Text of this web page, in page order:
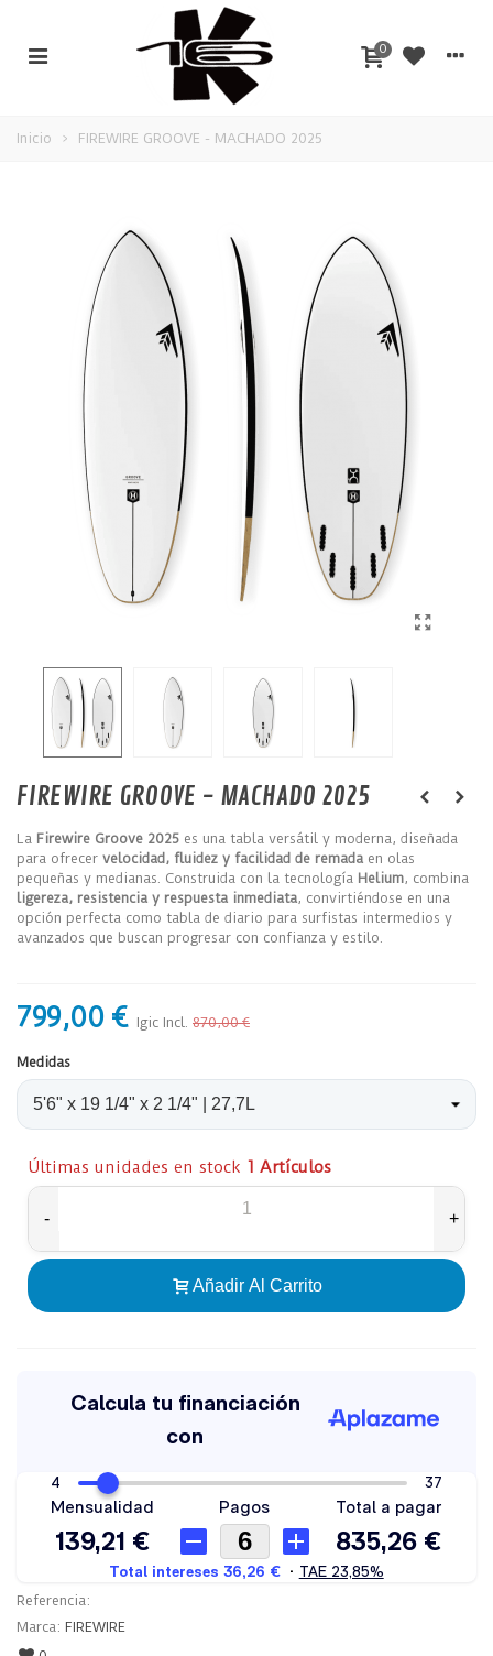
0
Inicio > FIREWIRE GROOVE - MACHADO 2025
FIREWIRE GROOVE - MACHADO 2025
La Firewire Groove 2025 es una tabla versátil y moderna, diseñada
para ofrecer velocidad, fluidez y facilidad de remada en olas
pequeñas y medianas. Construida con la tecnología Helium, combina
ligereza, resistencia y respuesta inmediata, convirtiéndose en una
opción perfecta como tabla de diario para surfistas intermedios y
avanzados que buscan progresar con confianza y estilo.
799,00 € Igic Incl. 870,00 €
Medidas
Últimas unidades en stock 1 Artículos
- +
Añadir Al Carrito
Referencia:
Marca: FIREWIRE